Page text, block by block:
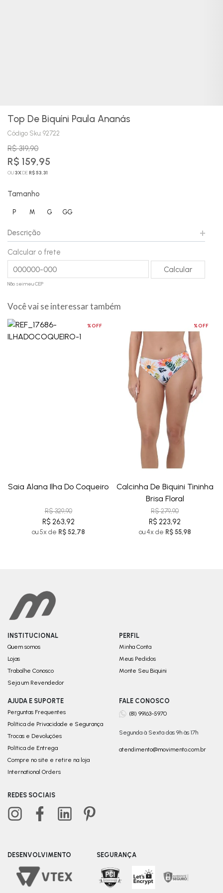
Top De Biquíni Paula Ananás
Código Sku: 92722
R$ 319,90
R$ 159,95
OU3XDER$ 53,31
Tamanho
P M G GG
Descrição
Calcular o frete
Não sei meu CEP
Você vai se interessar também
%OFF
Saia Alana Ilha Do Coqueiro
R$ 329,90
R$ 263,92
ou 5x de R$ 52,78
%OFF
Calcinha De Biquini Tininha
Brisa Floral
R$ 279,90
R$ 223,92
ou 4x de R$ 55,98
INSTITUCIONAL
Quem somos
Lojas
Trabalhe Conosco
Seja um Revendedor
PERFIL
Minha Conta
Meus Pedidos
Monte Seu Biquini
AJUDA E SUPORTE
Perguntas Frequentes
Política de Privacidade e Segurança
Trocas e Devoluções
Política de Entrega
Compre no site e retire na loja
International Orders
FALE CONOSCO
(81) 99163-5970
Segunda à Sexta das 9h às 17h
atendimento@movimento.com.br
REDES SOCIAIS
DESENVOLVIMENTO SEGURANÇA